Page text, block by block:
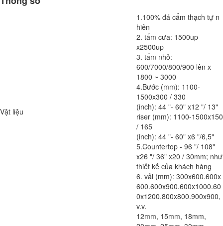
Vật liệu
1.100% đá cẩm thạch tự n
hiên
2. tấm cưa: 1500up
x2500up
3. tấm nhỏ:
600/7000/800/900 lên x
1800 ~ 3000
4.Bước (mm): 1100-
1500x300 / 330
(inch): 44 "- 60" x12 "/ 13"
riser (mm): 1100-1500x150
/ 165
(inch): 44 "- 60" x6 "/6,5"
5.Countertop - 96 "/ 108"
x26 "/ 36" x20 / 30mm; như
thiết kế của khách hàng
6. vải (mm): 300x600.600x
600.600x900.600x1000.60
0x1200.800x800.900x900,
v.v.
12mm, 15mm, 18mm,